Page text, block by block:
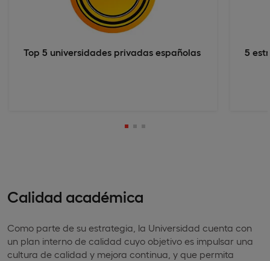
Top 5 universidades privadas españolas 5
Calidad académica
Como parte de su estrategia, la Universidad cuenta con
un plan interno de calidad cuyo objetivo es impulsar una
cultura de calidad y mejora continua, y que permita